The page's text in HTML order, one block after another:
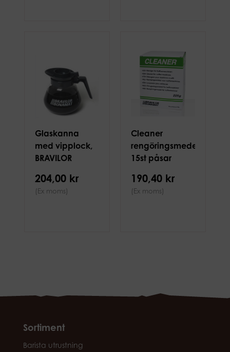
Glaskanna
med vipplock,
BRAVILOR
204,00 kr
(Ex moms)
Cleaner
rengöringsmedel
15st påsar
190,40 kr
(Ex moms)
Sortiment
Barista utrustning